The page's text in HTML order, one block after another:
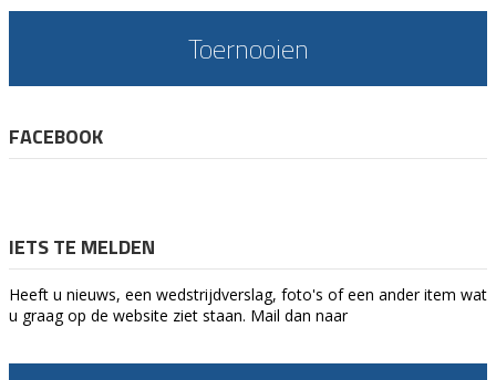
Toernooien
FACEBOOK
IETS TE MELDEN
Heeft u nieuws, een wedstrijdverslag, foto's of een ander item wat
u graag op de website ziet staan. Mail dan naar